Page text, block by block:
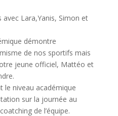
Lara,Yanis, Simon et
démontre
de nos sportifs mais
jeune officiel, Mattéo et
le niveau académique
sur la journée au
de l’équipe.